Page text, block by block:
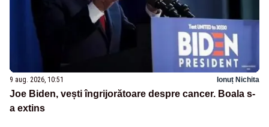
9 aug. 2026, 10:51 Ionuț Nichita
Joe Biden, vești îngrijorătoare despre cancer. Boala s-
a extins